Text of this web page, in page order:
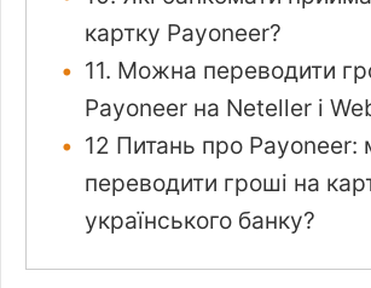
картку Payoneer?
11. Можна переводити
Payoneer на Neteller і
12 Питань про
переводити гроші на
українського банку?